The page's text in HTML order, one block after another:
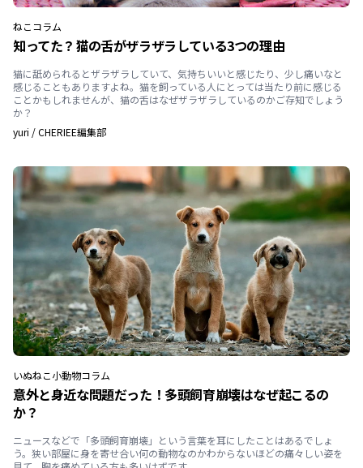
ねこコラム
知ってた？猫の舌がザラザラしている3つの理由
猫に舐められるとザラザラしていて、気持ちいいと感じたり、少し痛いなと
感じることもありますよね。猫を飼っている人にとっては当たり前に感じる
ことかもしれませんが、猫の舌はなぜザラザラしているのかご存知でしょう
か？
yuri /CHERIEE編集部
いぬねこ小動物コラム
意外と身近な問題だった！多頭飼育崩壊はなぜ起こるの
か？
ニュースなどで「多頭飼育崩壊」という言葉を耳にしたことはあるでしょ
う。狭い部屋に身を寄せ合い何の動物なのかわからないほどの痛々しい姿を